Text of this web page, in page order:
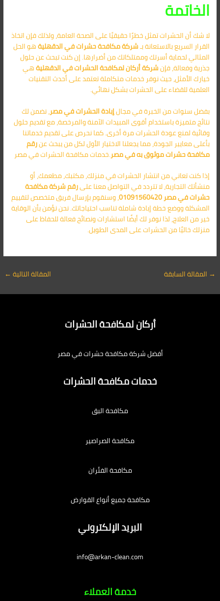
الخاتمة
لا شك أن الحشرات تمثل خطرًا حقيقيًا على الصحة العامة، ولذلك فإن اتخاذ
القرار السريع بالاستعانة بـشركة مكافحة حشرات في الدقهليةهو الحل
المثالي لحماية أسرتك وممتلكاتك من أضرارها. إن كنت تبحث عن حلول
جذرية وفعالة، فإنشركة أركان لمكافحة الحشرات في الدقهليةهي
خيارك الأمثل، حيث نوفر خدمات متكاملة تعتمد على أحدث التقنيات
العلمية للقضاء على الحشرات بشكل نهائي.
بفضل سنوات من الخبرة في مجالإبادة الحشرات في مصر، نضمن لك
نتائج متميزة باستخدام أقوى المبيدات الآمنة والمرخصة، مع تقديم حلول
وقائية لمنع عودة الحشرات مرة أخرى. كما نحرص على تقديم خدماتنا
بأعلى معايير الجودة، مما يجعلنا الاختيار الأول لكل من يبحث عنرقم
مكافحة حشراتموثوق به في مصر.خدمات مكافحة الحشرات في مصر
إذا كنت تعاني من انتشار الحشرات في منزلك، مكتبك، مطعمك، أو
منشأتك التجارية، لا تتردد في التواصل معنا علىرقم شركة مكافحة
حشراتفي مصر 01091560420
، وسنقوم بإرسال فريق متخصص لتقييم
المشكلة ووضع خطة إبادة شاملة تناسب احتياجاتك. نحن نؤمن بأن الوقاية
خير من العلاج، لذا نوفر لك أيضًا استشارات ونصائح فعالة للحفاظ على
منزلك خاليًا من الحشرات على المدى الطويل.
→ المقالة السابقة المقالة التالية←
أركان لمكافحة الحشرات
أفضل شركة مكافحة حشرات في مصر
خدمات مكافحة الحشرات
مكافحة البق
مكافحة الصراصير
مكافحة الفئران
مكافحة جميع أنواع القوارض
البريد الإلكتروني
info@arkan-clean.com
خدمة العملاء